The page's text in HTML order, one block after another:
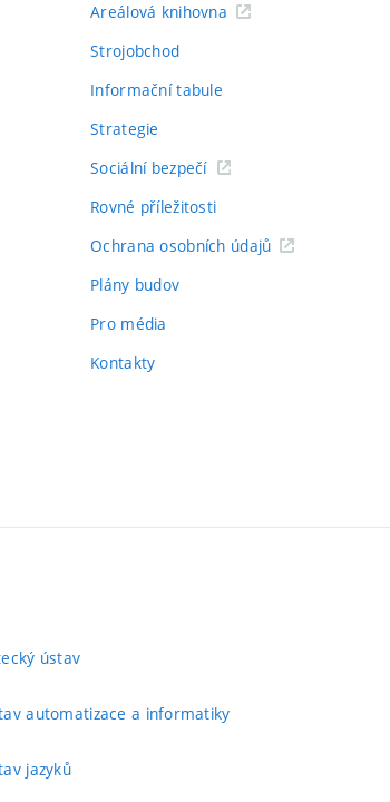
Areálová knihovna
Strojobchod
Informační tabule
Strategie
Sociální bezpečí
Rovné příležitosti
Ochrana osobních údajů
Plány budov
Pro média
Kontakty
ústav
automatizace a informatiky
jazyků